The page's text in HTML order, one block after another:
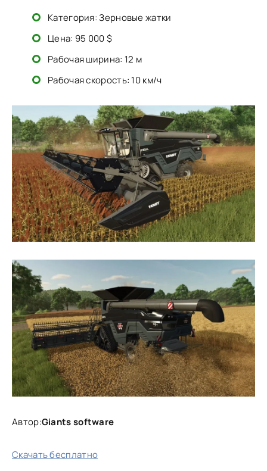
Категория: Зерновые жатки
Цена: 95 000 $
Рабочая ширина: 12 м
Рабочая скорость: 10 км/ч
Автор:Giants software
Скачать бесплатно